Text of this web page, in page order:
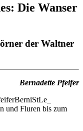
Die Wanser
der Waltner
Bernadette Pfeifer
und Fluren bis zum